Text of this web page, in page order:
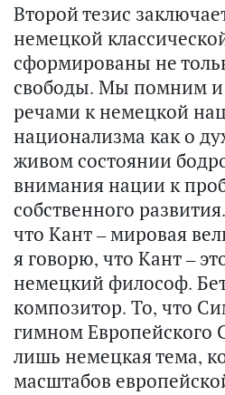
Второй тезис
немецкой
сформированы не
свободы. Мы помним и
речами к немецкой
национализма как о
живом состоянии
внимания нации к
собственного
что Кант – мировая
я говорю, что Кант –
немецкий философ.
композитор. То, что
гимном Европейского
лишь немецкая тема,
масштабов